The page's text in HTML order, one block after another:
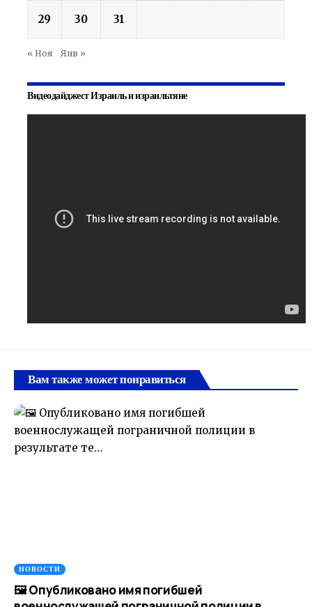
29 30 31
« Ноя Янв »
Видеодайджест Израиль и израильтяне
Вам также может понравиться
НОВОСТИ
🖼 Опубликовано имя погибшей